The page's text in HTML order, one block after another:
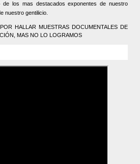
de los mas destacados exponentes de nuestro
nuestro gentilicio.
HALLAR MUESTRAS DOCUMENTALES DE
MAS NO LO LOGRAMOS